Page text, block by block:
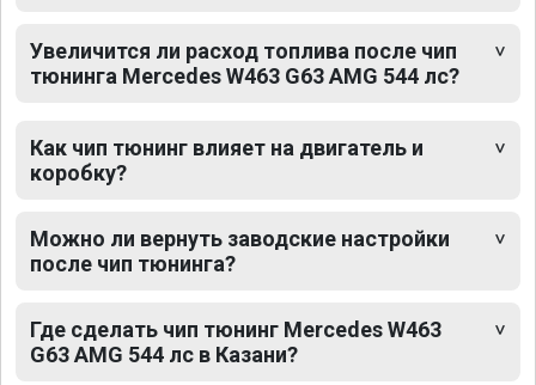
Увеличится ли расход топлива после чип
тюнинга Mercedes W463 G63 AMG 544 лс?
Как чип тюнинг влияет на двигатель и
коробку?
Можно ли вернуть заводские настройки
после чип тюнинга?
Где сделать чип тюнинг Mercedes W463
G63 AMG 544 лс в Казани?